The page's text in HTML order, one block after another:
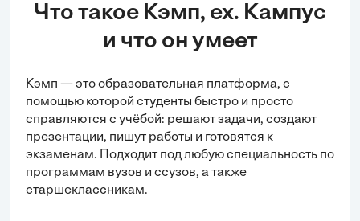
Что такое Кэмп, ex. Кампус
и что он умеет
Кэмп — это образовательная платформа, с
помощью которой студенты быстро и просто
справляются с учёбой: решают задачи, создают
презентации, пишут работы и готовятся к
экзаменам. Подходит под любую специальность по
программам вузов и ссузов, а также
старшеклассникам.